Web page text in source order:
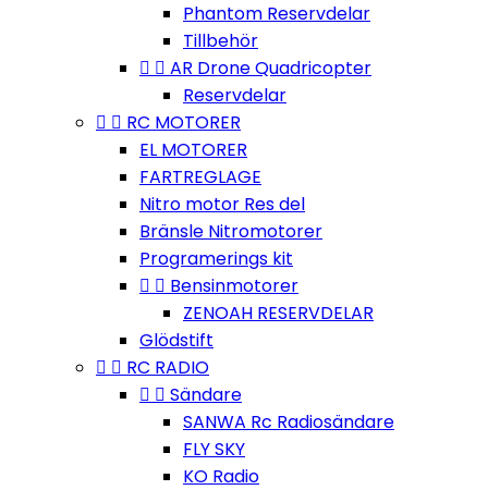
Phantom Reservdelar
Tillbehör
  AR Drone Quadricopter
Reservdelar
  RC MOTORER
EL MOTORER
FARTREGLAGE
Nitro motor Res del
Bränsle Nitromotorer
Programerings kit
  Bensinmotorer
ZENOAH RESERVDELAR
Glödstift
  RC RADIO
  Sändare
SANWA Rc Radiosändare
FLY SKY
KO Radio